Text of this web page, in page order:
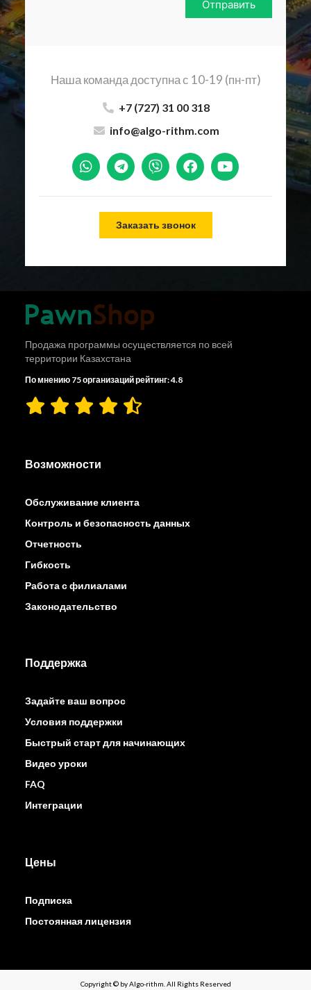
Отправить
Наша команда доступна с 10-19 (пн-пт)
+7 (727) 31 00 318
info@algo-rithm.com
Заказать звонок
Продажа программы осуществляется по всей
территории Казахстана
По мнению 75 организаций рейтинг: 4.8
Возможности
Обслуживание клиента
Контроль и безопасность данных
Отчетность
Гибкость
Работа с филиалами
Законодательство
Поддержка
Задайте ваш вопрос
Условия поддержки
Быстрый старт для начинающих
Видео уроки
FAQ
Интеграции
Цены
Подписка
Постоянная лицензия
Copyright © by Algo-rithm. All Rights Reserved